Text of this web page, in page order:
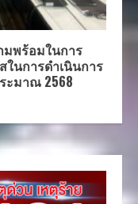
มพร้อมในการ
นการดำเนินการ
ะมาณ 2568